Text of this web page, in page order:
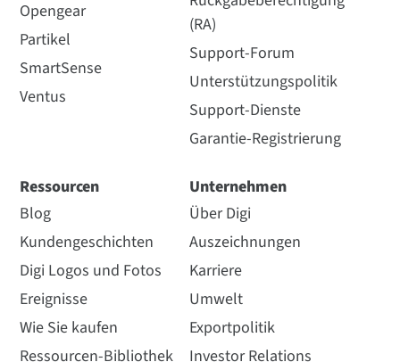
Opengear
Partikel
SmartSense
Ventus
(RA)
Support-Forum
Unterstützungspolitik
Support-Dienste
Garantie-Registrierung
Ressourcen
Blog
Kundengeschichten
Digi Logos und Fotos
Ereignisse
Wie Sie kaufen
Ressourcen-Bibliothek
Unternehmen
Über Digi
Auszeichnungen
Karriere
Umwelt
Exportpolitik
Investor Relations